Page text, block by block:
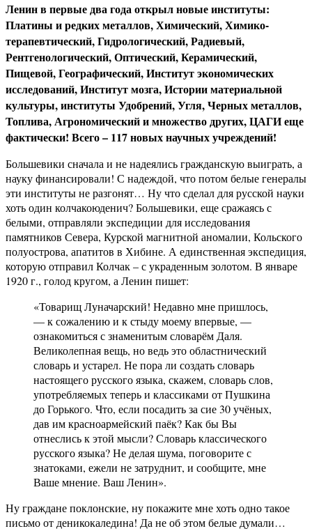
Ленин в первые два года открыл новые институты:
Платины и редких металлов, Химический, Химико-
терапевтический, Гидрологический, Радиевый,
Рентгенологический, Оптический, Керамический,
Пищевой, Географический, Институт экономических
исследований, Институт мозга, Истории материальной
культуры, институты Удобрений, Угля, Черных металлов,
Топлива, Агрономический и множество других, ЦАГИ еще
фактически! Всего – 117 новых научных учреждений!
Большевики сначала и не надеялись гражданскую выиграть, а
науку финансировали! С надеждой, что потом белые генералы
эти институты не разгонят… Ну что сделал для русской науки
хоть один колчакоюденич? Большевики, еще сражаясь с
белыми, отправляли экспедиции для исследования
памятников Севера, Курской магнитной аномалии, Кольского
полуострова, апатитов в Хибине. А единственная экспедиция,
которую отправил Колчак – с украденным золотом. В январе
1920 г., голод кругом, а Ленин пишет:
«Товарищ Луначарский! Недавно мне пришлось,
— к сожалению и к стыду моему впервые, —
ознакомиться с знаменитым словарём Даля.
Великолепная вещь, но ведь это областнический
словарь и устарел. Не пора ли создать словарь
настоящего русского языка, скажем, словарь слов,
употребляемых теперь и классиками от Пушкина
до Горького. Что, если посадить за сие 30 учёных,
дав им красноармейский паёк? Как бы Вы
отнеслись к этой мысли? Словарь классического
русского языка? Не делая шума, поговорите с
знатоками, ежели не затруднит, и сообщите, мне
Ваше мнение. Ваш Ленин».
Ну граждане поклонские, ну покажите мне хоть одно такое
письмо от деникокаледина! Да не об этом белые думали…